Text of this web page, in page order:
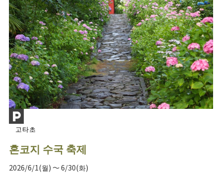
고타초
혼코지 수국 축제
2026/6/1(월) ～ 6/30(화)